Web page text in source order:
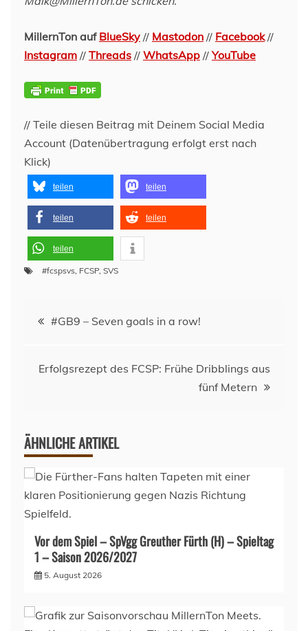
MillernTon auf BlueSky // Mastodon // Facebook//
Instagram // Threads // WhatsApp //YouTube
// Teile diesen Beitrag mit Deinem Social Media
Account (Datenübertragung erfolgt erst nach
Klick)
teilen teilen
teilen teilen
teilen
#fcspsvs, FCSP, SVS
Beitragsnavigation
#GB9 – Seven goals in a row!
Erfolgsrezept des FCSP: Frühe Dribblings aus
fünf Metern
ÄHNLICHE ARTIKEL
Vor dem Spiel – SpVgg Greuther Fürth (H) – Spieltag
1 – Saison 2026/2027
5. August 2026